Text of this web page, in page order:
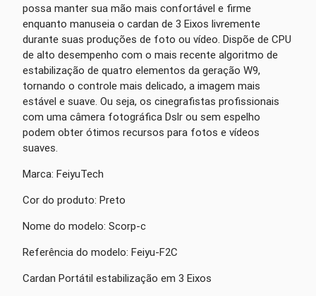
possa manter sua mão mais confortável e firme
enquanto manuseia o cardan de 3 Eixos livremente
durante suas produções de foto ou vídeo. Dispõe de CPU
de alto desempenho com o mais recente algoritmo de
estabilização de quatro elementos da geração W9,
tornando o controle mais delicado, a imagem mais
estável e suave. Ou seja, os cinegrafistas profissionais
com uma câmera fotográfica Dslr ou sem espelho
podem obter ótimos recursos para fotos e vídeos
suaves.
Marca: FeiyuTech
Cor do produto: Preto
Nome do modelo: Scorp-c
Referência do modelo: Feiyu-F2C
Cardan Portátil estabilização em 3 Eixos